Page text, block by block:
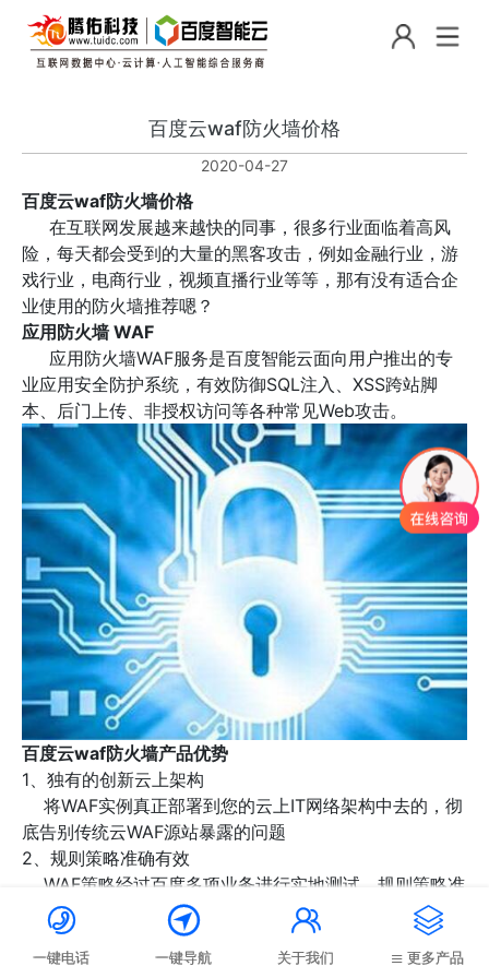
百度云waf防火墙价格
2020-04-27
百度云waf防火墙价格
在互联网发展越来越快的同事，很多行业面临着高风
险，每天都会受到的大量的黑客攻击，例如金融行业，游
戏行业，电商行业，视频直播行业等等，那有没有适合企
业使用的防火墙推荐嗯？
应用防火墙 WAF
应用防火墙WAF服务是百度智能云面向用户推出的专
业应用安全防护系统，有效防御SQL注入、XSS跨站脚
本、后门上传、非授权访问等各种常见Web攻击。
百度云waf防火墙产品优势
1、独有的创新云上架构
将WAF实例真正部署到您的云上IT网络架构中去的，彻
底告别传统云WAF源站暴露的问题
2、规则策略准确有效
WAF策略经过百度多项业务进行实地测试，规则策略准
确有效，防护效果好
3、使用更简单
无需对DNS进行复杂的域名切换设置，操作更简单

一键电话

一键导航

关于我们

更多产品